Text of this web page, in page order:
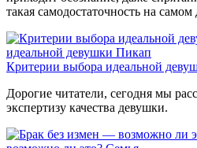
такая самодостаточность на
идеальной девушки Пикап
Критерии выбора идеальной
Дорогие читатели, сегодня мы
экспертизу качества девушки.